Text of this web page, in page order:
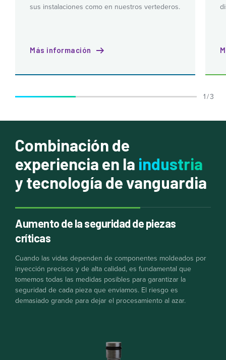
sus instalaciones como en nuestros vertederos.
Más información
1 / 3
Combinación de
experiencia en la industria
y tecnología de vanguardia
Aumento de la seguridad de piezas
críticas
Cuando las vidas dependen de componentes moldeados por
inyección precisos y de alta calidad, es fundamental que
tomemos todas las medidas posibles para garantizar la
seguridad de cada pieza que enviamos. El riesgo es
demasiado grande para dejar el procesamiento al azar.